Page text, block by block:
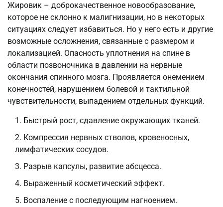
Жировик – доброкачественное новообразование,
которое не склонно к малигнизации, но в некоторых
ситуациях следует избавиться. Но у него есть и другие
возможные осложнения, связанные с размером и
локализацией. Опасность уплотнения на спине в
области позвоночника в давлении на нервные
окончания спинного мозга. Проявляется онемением
конечностей, нарушением болевой и тактильной
чувствительности, выпадением отдельных функций.
Быстрый рост, сдавление окружающих тканей.
Компрессия нервных стволов, кровеносных,
лимфатических сосудов.
Разрыв капсулы, развитие абсцесса.
Выраженный косметический эффект.
Воспаление с последующим нагноением.